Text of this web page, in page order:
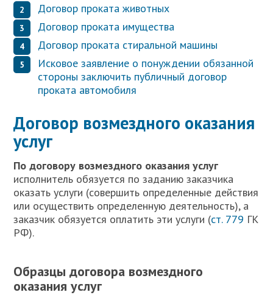
Договор проката животных
Договор проката имущества
Договор проката стиральной машины
Исковое заявление о понуждении обязанной
стороны заключить публичный договор
проката автомобиля
Договор возмездного оказания
услуг
По договору возмездного оказания услуг
исполнитель обязуется по заданию заказчика
оказать услуги (совершить определенные действия
или осуществить определенную деятельность), а
заказчик обязуется оплатить эти услуги (ст. 779 ГК
РФ).
Образцы договора возмездного
оказания услуг